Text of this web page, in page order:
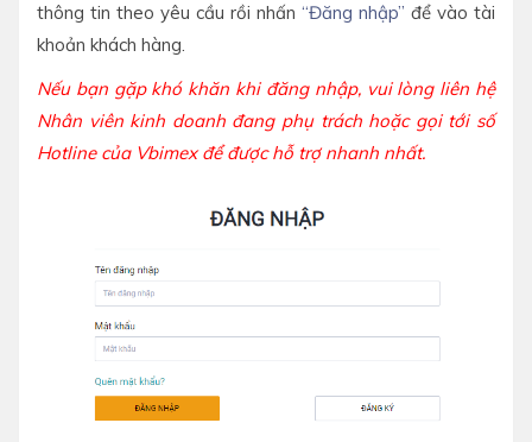
thông tin theo yêu cầu rồi nhấn “Đăng nhập” để vào tài
khoản khách hàng.
Nếu bạn gặp khó khăn khi đăng nhập, vui lòng liên hệ
Nhân viên kinh doanh đang phụ trách hoặc gọi tới số
Hotline của Vbimex để được hỗ trợ nhanh nhất.